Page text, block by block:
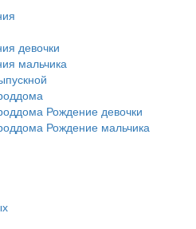
девочки
мальчика
Рождение девочки
Рождение мальчика